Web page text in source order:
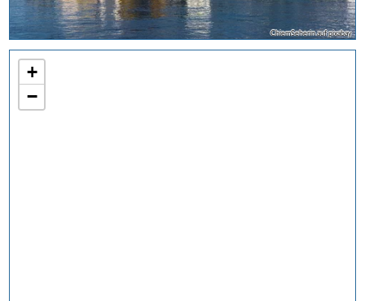
ChiemSeherin auf pixabay
+
−